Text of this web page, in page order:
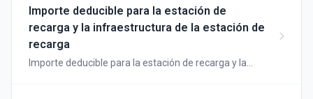
Importe deducible para la estación de
recarga y la infraestructura de la estación de
recarga
Importe deducible para la estación de recarga y la